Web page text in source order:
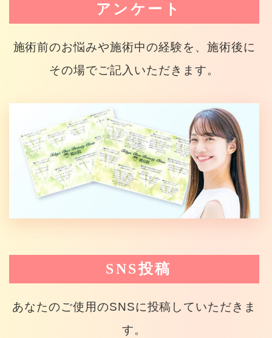
アンケート
施術前のお悩みや施術中の経験を、施術後に
その場でご記入いただきます。
SNS投稿
あなたのご使用のSNSに投稿していただきま
す。